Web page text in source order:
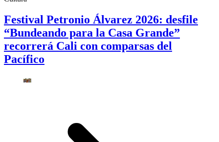
Festival Petronio Álvarez 2026: desfile
“Bundeando para la Casa Grande”
recorrerá Cali con comparsas del
Pacífico